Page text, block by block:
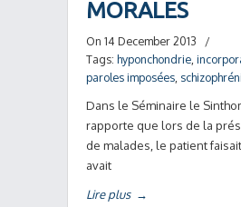
MORALES
On 14 December 2013
/
Tags: hyponchondrie
paroles imposées
Dans le Séminaire le
rapporte que lors de la
de malades, le patient
avait
Lire plus →